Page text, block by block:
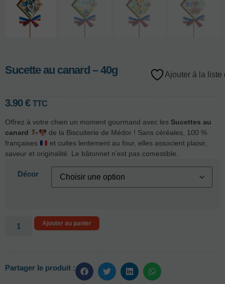
Sucette au canard – 40g Ajouter à la liste
3.90 € TTC
Offrez à votre chien un moment gourmand avec les Sucettes au
canard
de la Biscuiterie de Médor ! Sans céréales, 100 %
françaises
et cuites lentement au four, elles associent plaisir,
saveur et originalité. Le bâtonnet n’est pas comestible.
Décor
Ajouter au panier
Partager le produit :